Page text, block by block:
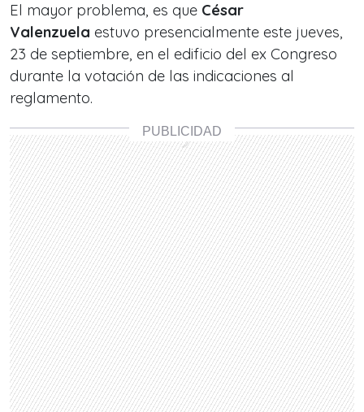
El mayor problema, es que César
Valenzuela estuvo presencialmente este jueves,
23 de septiembre, en el edificio del ex Congreso
durante la votación de las indicaciones al
reglamento.